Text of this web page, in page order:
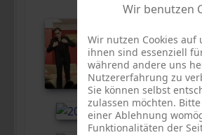
Wir benutzen
Wir nutzen Cookies auf
ihnen sind essenziell
während andere uns
Nutzererfahrung zu
Sie können selbst
zulassen möchten.
einer Ablehnung
Funktionalitäten der